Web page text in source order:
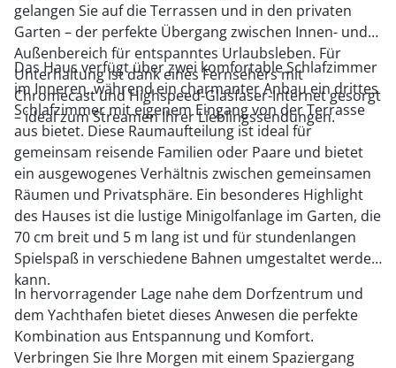
gelangen Sie auf die Terrassen und in den privaten
Garten – der perfekte Übergang zwischen Innen- und
Außenbereich für entspanntes Urlaubsleben. Für
Unterhaltung ist dank eines Fernsehers mit
Chromecast und Highspeed-Glasfaser-Internet gesorgt
– ideal zum Streamen Ihrer Lieblingssendungen.
Das Haus verfügt über zwei komfortable Schlafzimmer
im Inneren, während ein charmanter Anbau ein drittes
Schlafzimmer mit eigenem Eingang von der Terrasse
aus bietet. Diese Raumaufteilung ist ideal für
gemeinsam reisende Familien oder Paare und bietet
ein ausgewogenes Verhältnis zwischen gemeinsamen
Räumen und Privatsphäre. Ein besonderes Highlight
des Hauses ist die lustige Minigolfanlage im Garten, die
70 cm breit und 5 m lang ist und für stundenlangen
Spielspaß in verschiedene Bahnen umgestaltet werden
kann.
In hervorragender Lage nahe dem Dorfzentrum und
dem Yachthafen bietet dieses Anwesen die perfekte
Kombination aus Entspannung und Komfort.
Verbringen Sie Ihre Morgen mit einem Spaziergang